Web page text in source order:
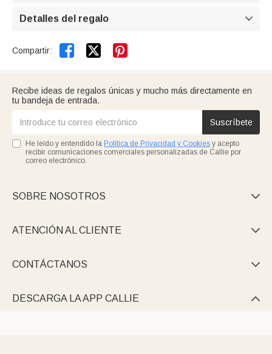
Detalles del regalo 
Compartir:  
Recibe ideas de regalos únicas y mucho más directamente en
tu bandeja de entrada.
Suscríbete
He leído y entendido la Política de Privacidad y Cookies y acepto
recibir comunicaciones comerciales personalizadas de Callie por
correo electrónico.
SOBRE NOSOTROS 
ATENCIÓN AL CLIENTE 
CONTÁCTANOS 
DESCARGA LA APP CALLIE 